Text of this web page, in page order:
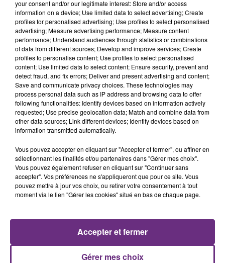
7 août 2026
LA CENTRALE NUCLÉAIRE DE CHOOZ
TOUJOURS À L'ARRÊT
Cela fait déjà une semaine que la centrale
nucléaire ardennaise est à l'arrêt. Une situation
justifiée par la sécheresse intense qui est toujours
présente.
7 août 2026
LE MAGASIN JOUÉCLUB DE REIMS FERME
C'était l'une des institutions du centre-ville
rémois. Le magasin JouéClub est contraint de
TITRES DIFFUSÉS
your consent and/or our legitimate interest: Store and/or access
information on a device; Use limited data to select advertising; Create
profiles for personalised advertising; Use profiles to select personalised
advertising; Measure advertising performance; Measure content
performance; Understand audiences through statistics or combinations
of data from different sources; Develop and improve services; Create
profiles to personalise content; Use profiles to select personalised
content; Use limited data to select content; Ensure security, prevent and
detect fraud, and fix errors; Deliver and present advertising and content;
Save and communicate privacy choices. These technologies may
process personal data such as IP address and browsing data to offer
following functionalities: Identify devices based on information actively
requested; Use precise geolocation data; Match and combine data from
other data sources; Link different devices; Identify devices based on
information transmitted automatically.
Vous pouvez accepter en cliquant sur "Accepter et fermer", ou affiner en
sélectionnant les finalités et/ou partenaires dans "Gérer mes choix".
Vous pouvez également refuser en cliquant sur "Continuer sans
accepter". Vos préférences ne s'appliqueront que pour ce site. Vous
pouvez mettre à jour vos choix, ou retirer votre consentement à tout
moment via le lien "Gérer les cookies" situé en bas de chaque page.
Gérer mes choix
Accepter et fermer